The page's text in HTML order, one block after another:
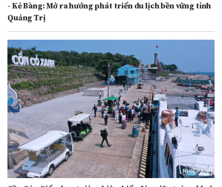
- Kẻ Bàng: Mở ra hướng phát triển du lịch bền vững tỉnh
Quảng Trị